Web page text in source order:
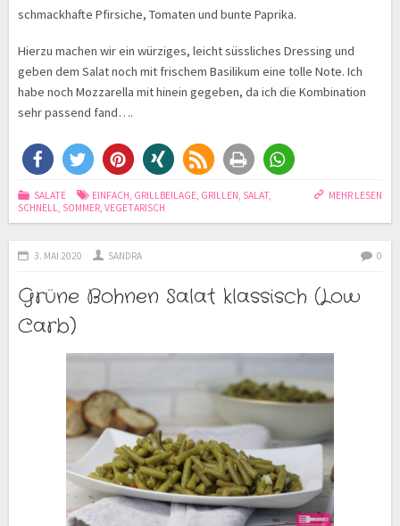
schmackhafte Pfirsiche, Tomaten und bunte Paprika.
Hierzu machen wir ein würziges, leicht süssliches Dressing und
geben dem Salat noch mit frischem Basilikum eine tolle Note. Ich
habe noch Mozzarella mit hinein gegeben, da ich die Kombination
sehr passend fand….
MEHR LESEN
SALATE EINFACH, GRILLBEILAGE, GRILLEN, SALAT,
SCHNELL, SOMMER, VEGETARISCH
3. MAI 2020 SANDRA 0
Grüne Bohnen Salat klassisch (Low
Carb)